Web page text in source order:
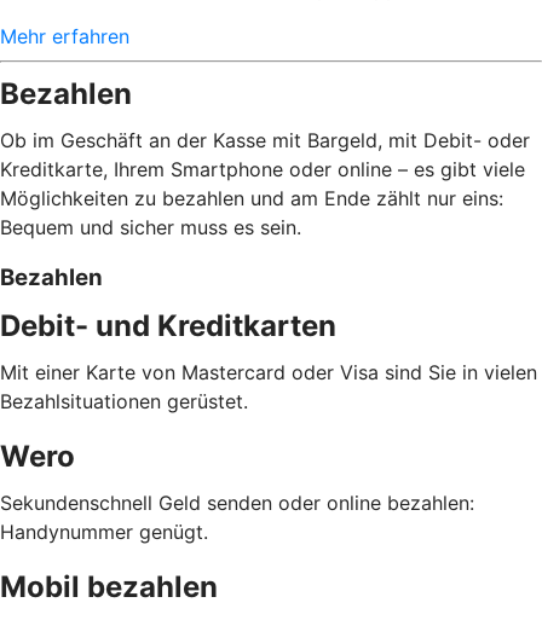
Mehr erfahren
Bezahlen
Ob im Geschäft an der Kasse mit Bargeld, mit Debit- oder
Kreditkarte, Ihrem Smartphone oder online – es gibt viele
Möglichkeiten zu bezahlen und am Ende zählt nur eins:
Bequem und sicher muss es sein.
Bezahlen
Debit- und Kreditkarten
Mit einer Karte von Mastercard oder Visa sind Sie in vielen
Bezahlsituationen gerüstet.
Wero
Sekundenschnell Geld senden oder online bezahlen:
Handynummer genügt.
Mobil bezahlen